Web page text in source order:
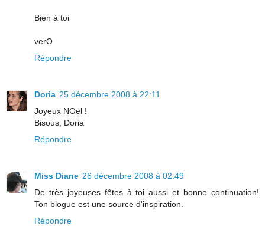
Bien à toi
verO
Répondre
Doria 25 décembre 2008 à 22:11
Joyeux NOël !
Bisous, Doria
Répondre
Miss Diane 26 décembre 2008 à 02:49
De très joyeuses fêtes à toi aussi et bonne continuation!
Ton blogue est une source d'inspiration.
Répondre